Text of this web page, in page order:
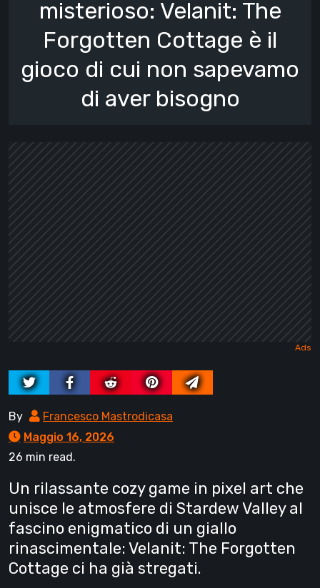
misterioso: Velanit: The
Forgotten Cottage è il
gioco di cui non sapevamo
di aver bisogno
By
Francesco Mastrodicasa
Maggio 16, 2026
26 min read.
Un rilassante cozy game in pixel art che
unisce le atmosfere di Stardew Valley al
fascino enigmatico di un giallo
rinascimentale: Velanit: The Forgotten
Cottage ci ha già stregati.